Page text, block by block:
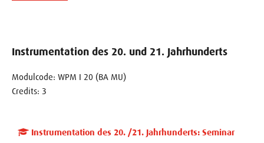
Instrumentation des 20. und 21. Jahrhunderts
Modulcode: WPM I 20 (BA MU)
Credits: 3
Instrumentation des 20. /21. Jahrhunderts: Seminar